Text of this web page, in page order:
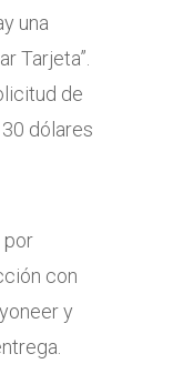
una
Tarjeta”.
de
dólares
por
con
y